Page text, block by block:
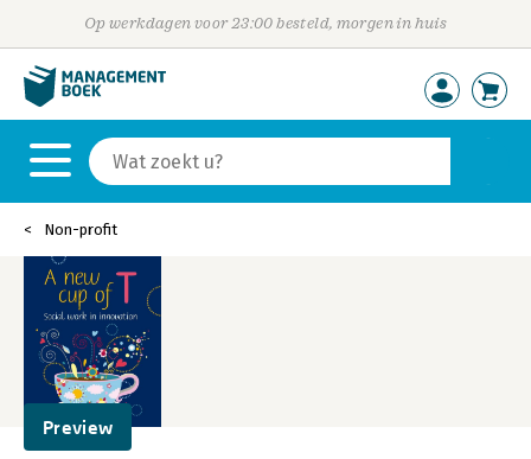
Op werkdagen voor 23:00 besteld, morgen in huis
Non-profit
Preview